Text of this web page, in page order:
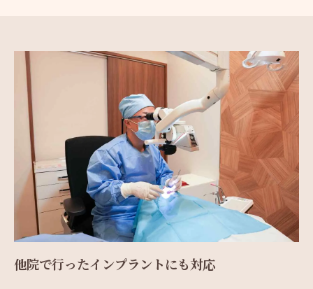
他院で行ったインプラントにも対応